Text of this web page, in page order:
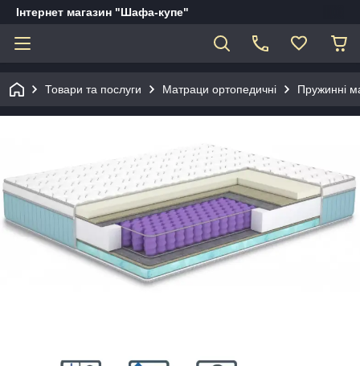
Інтернет магазин "Шафа-купе"
Товари та послуги Матраци ортопедичні Пружинні